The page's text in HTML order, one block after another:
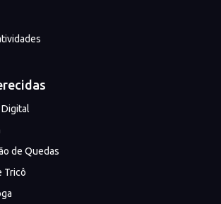
de Quedas
Tricô